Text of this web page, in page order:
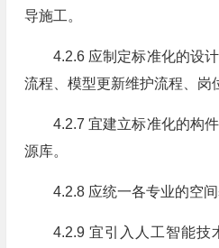
导施工。
4.2.6 应制定标准化的设
流程、模型更新维护流程、岗
4.2.7 宜建立标准化的构
源库。
4.2.8 应统一各专业的空
4.2.9 宜引入人工智能技